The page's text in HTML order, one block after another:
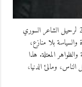
بقلم : شاكر فريد حسن تحلّ اليوم في الثلاثين من نيسان الذكرى الـ 22 لرحيل الشاعر السوري
والسياسة بلا منازع،
والظواهر المعتلة. هذا
ومالئ الدنيا،